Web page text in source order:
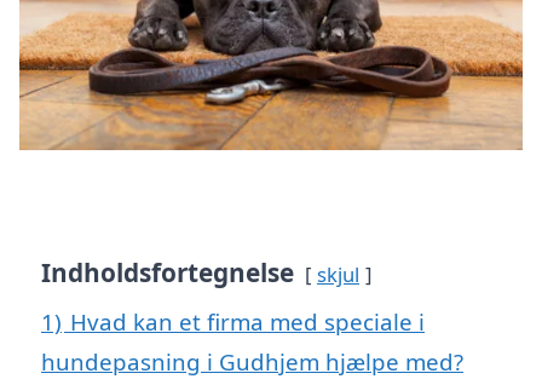
Indholdsfortegnelse skjul
1) Hvad kan et firma med speciale i
hundepasning i Gudhjem hjælpe med?